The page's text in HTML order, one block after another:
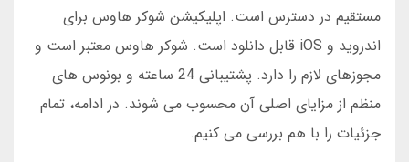
مستقیم در دسترس است. اپلیکیشن شوکر هاوس برای
اندروید و iOS قابل دانلود است. شوکر هاوس معتبر است و
مجوزهای لازم را دارد. پشتیبانی 24 ساعته و بونوس های
منظم از مزایای اصلی آن محسوب می شوند. در ادامه، تمام
جزئیات را با هم بررسی می کنیم.